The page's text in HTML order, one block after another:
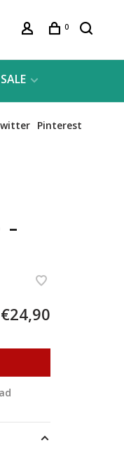
0
SALE
Pinterest
-
€24,90